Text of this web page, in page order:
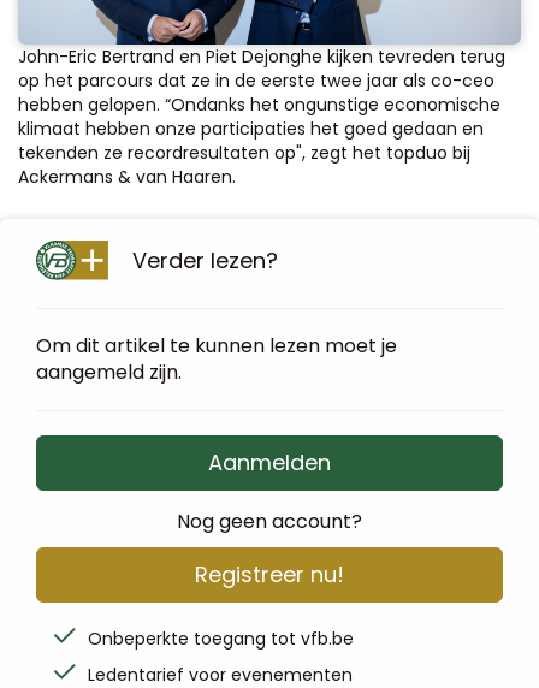
John-Eric Bertrand en Piet Dejonghe kijken tevreden terug
op het parcours dat ze in de eerste twee jaar als co-ceo
hebben gelopen. “Ondanks het ongunstige economische
klimaat hebben onze participaties het goed gedaan en
tekenden ze recordresultaten op", zegt het topduo bij
Ackermans & van Haaren.
Verder lezen?
Om dit artikel te kunnen lezen moet je
aangemeld zijn.
Aanmelden
Nog geen account?
Registreer nu!
Onbeperkte toegang tot vfb.be
Ledentarief voor evenementen